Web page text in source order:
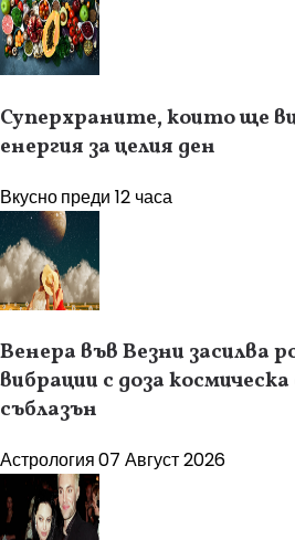
Суперхраните, които ще
енергия за целия ден
Вкуснопреди 12 часа
Венера във Везни засилва
вибрации с доза
съблазън
Астрология07 Август 2026